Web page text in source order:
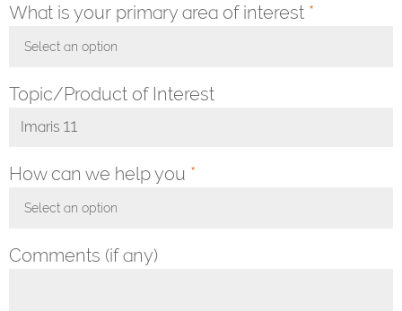
What is your primary area of interest *
Select an option
Topic/Product of Interest
How can we help you *
Select an option
Comments (if any)